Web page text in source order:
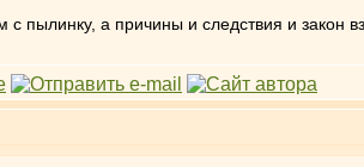
пылинку, а причины и следствия и закон